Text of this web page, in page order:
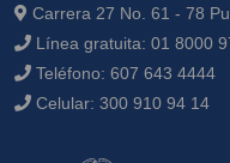
Carrera 27 No. 61 - 78
Línea gratuita: 01 8000
Teléfono: 607 643 4444
Celular: 300 910 94 14